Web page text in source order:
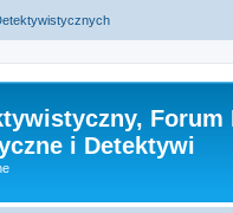
i Detektywi